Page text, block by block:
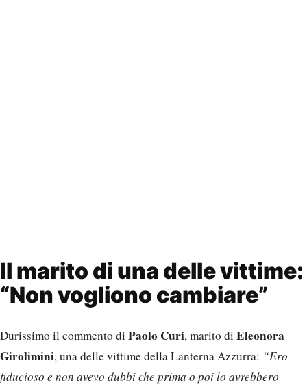
Il marito di una delle vittime:
“Non vogliono cambiare”
Durissimo il commento di Paolo Curi, marito di Eleonora
Girolimini, una delle vittime della Lanterna Azzurra: “Ero
fiducioso e non avevo dubbi che prima o poi lo avrebbero